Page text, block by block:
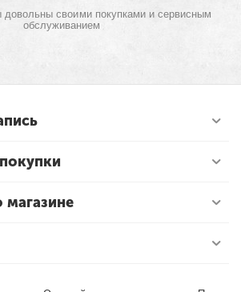
довольны своими покупками и сервисным
обслуживанием